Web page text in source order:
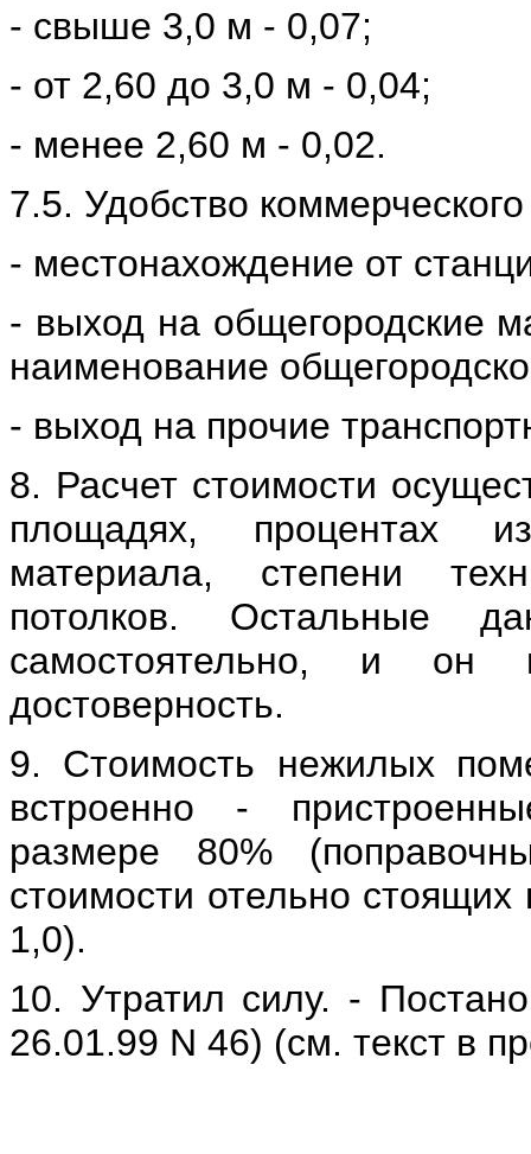
- свыше 3,0 м - 0,07;
- от 2,60 до 3,0 м - 0,04;
- менее 2,60 м - 0,02.
7.5. Удобство
- местонахождение от
- выход на общегородские
наименование
- выход на прочие
8. Расчет стоимости
площадях, процентах
материала, степени
потолков. Остальные
самостоятельно, и он
достоверность.
9. Стоимость нежилых
встроенно -
размере 80%
стоимости отельно
1,0).
10. Утратил силу. -
26.01.99 N 46) (см. текст в